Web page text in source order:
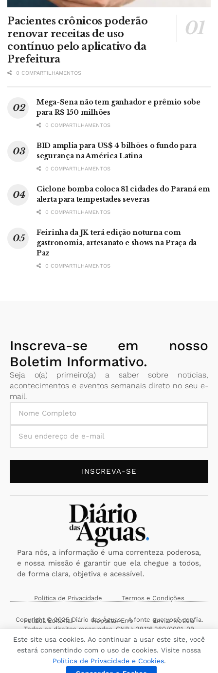
Pacientes crônicos poderão
renovar receitas de uso
contínuo pelo aplicativo da
Prefeitura
0 COMPARTILHAMENTOS
Mega-Sena não tem ganhador e prêmio sobe
para R$ 150 milhões
0 COMPARTILHAMENTOS
BID amplia para US$ 4 bilhões o fundo para
segurança na América Latina
0 COMPARTILHAMENTOS
Ciclone bomba coloca 81 cidades do Paraná em
alerta para tempestades severas
0 COMPARTILHAMENTOS
Feirinha da JK terá edição noturna com
gastronomia, artesanato e shows na Praça da
Paz
0 COMPARTILHAMENTOS
Inscreva-se em nosso
Boletim Informativo.
Seja o(a) primeiro(a) a saber sobre notícias,
acontecimentos e eventos semanais direto no seu e-
mail.
INSCREVA-SE
Para nós, a informação é uma correnteza poderosa,
e nossa missão é garantir que ela chegue a todos,
de forma clara, objetiva e acessível.
Política de Privacidade Termos e Condições
Política Editorial Reportar Erro Enviar Notícia
Copyright © 2025 Diário das Águas - A fonte que você confia.
Todos os direitos reservados. CNPJ: 29.116.260/0001-09
Este site usa cookies. Ao continuar a usar este site, você
estará consentindo com o uso de cookies. Visite nossa
Política de Privacidade e Cookies.